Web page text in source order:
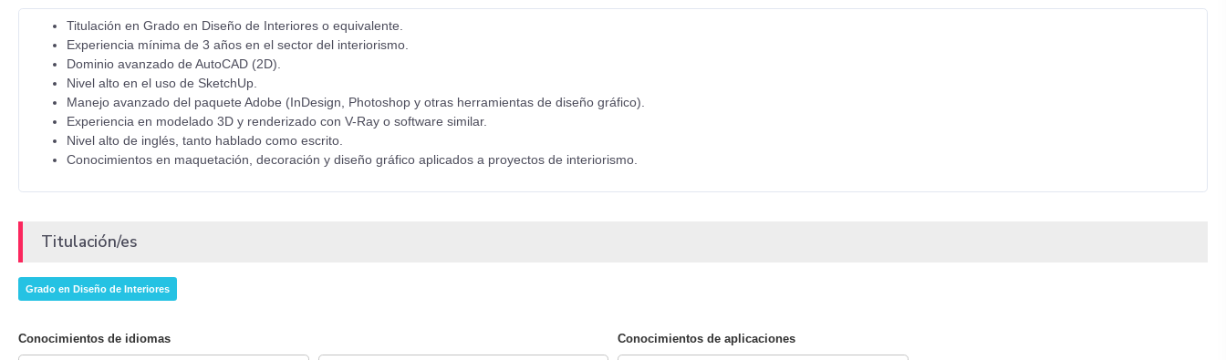
Titulación en Grado en Diseño de Interiores o equivalente.
Experiencia mínima de 3 años en el sector del interiorismo.
Dominio avanzado de AutoCAD (2D).
Nivel alto en el uso de SketchUp.
Manejo avanzado del paquete Adobe (InDesign, Photoshop y otras herramientas de diseño gráfico).
Experiencia en modelado 3D y renderizado con V-Ray o software similar.
Nivel alto de inglés, tanto hablado como escrito.
Conocimientos en maquetación, decoración y diseño gráfico aplicados a proyectos de interiorismo.
Titulación/es
Grado en Diseño de Interiores
Conocimientos de idiomas Conocimientos de aplicaciones